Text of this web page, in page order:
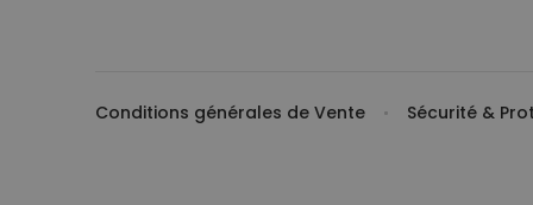
Conditions générales de Vente Sécurité &